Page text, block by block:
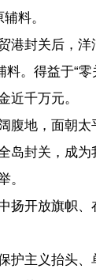
料。
港封关后，
料。得益于“
近千万元。
腹地，面朝
岛封关，成
。
扬开放旗帜
护主义抬头